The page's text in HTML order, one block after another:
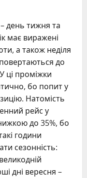
день тижня та
має виражені
а також неділя
до
ці проміжки
бо попит у
Натомість
рейс у
до 35%, бо
години
сезонність:
дні вересня –